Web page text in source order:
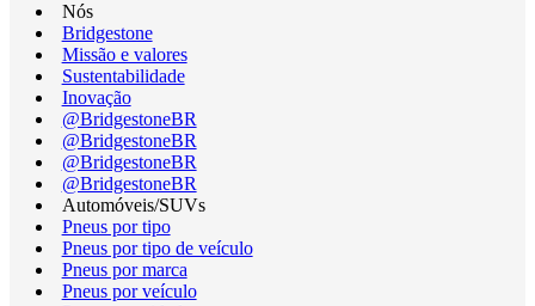
Nós
Bridgestone
Missão e valores
Sustentabilidade
Inovação
@BridgestoneBR
@BridgestoneBR
@BridgestoneBR
@BridgestoneBR
Automóveis/SUVs
Pneus por tipo
Pneus por tipo de veículo
Pneus por marca
Pneus por veículo